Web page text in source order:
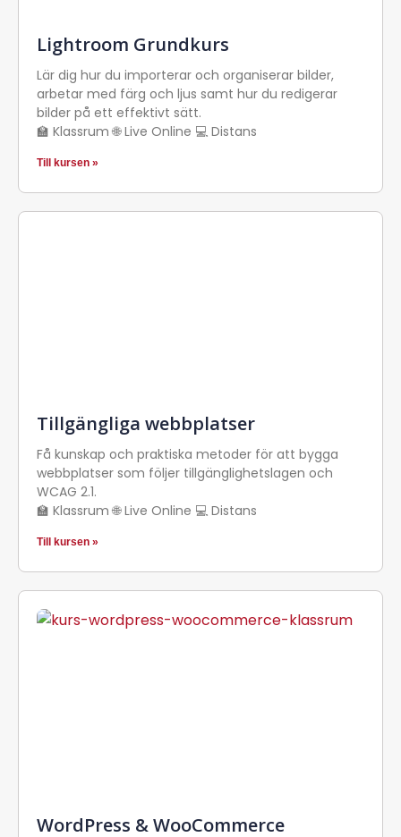
Lightroom Grundkurs
Lär dig hur du importerar och organiserar bilder,
arbetar med färg och ljus samt hur du redigerar
bilder på ett effektivt sätt.
🏫 Klassrum 🌐 Live Online 💻 Distans
Till kursen »
Tillgängliga webbplatser
Få kunskap och praktiska metoder för att bygga
webbplatser som följer tillgänglighetslagen och
WCAG 2.1.
🏫 Klassrum 🌐 Live Online 💻 Distans
Till kursen »
WordPress & WooCommerce